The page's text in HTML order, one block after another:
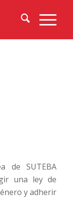
de SUTEBA
una ley de
y adherir